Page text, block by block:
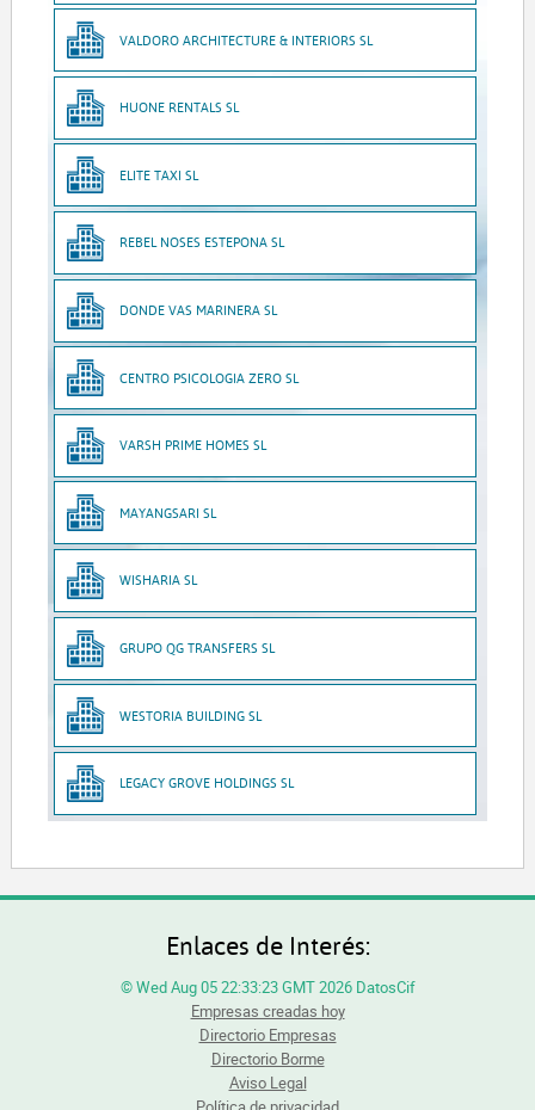
VALDORO ARCHITECTURE & INTERIORS SL
HUONE RENTALS SL
ELITE TAXI SL
REBEL NOSES ESTEPONA SL
DONDE VAS MARINERA SL
CENTRO PSICOLOGIA ZERO SL
VARSH PRIME HOMES SL
MAYANGSARI SL
WISHARIA SL
GRUPO QG TRANSFERS SL
WESTORIA BUILDING SL
LEGACY GROVE HOLDINGS SL
Enlaces de Interés:
© Wed Aug 05 22:33:23 GMT 2026 DatosCif
Empresas creadas hoy
Directorio Empresas
Directorio Borme
Aviso Legal